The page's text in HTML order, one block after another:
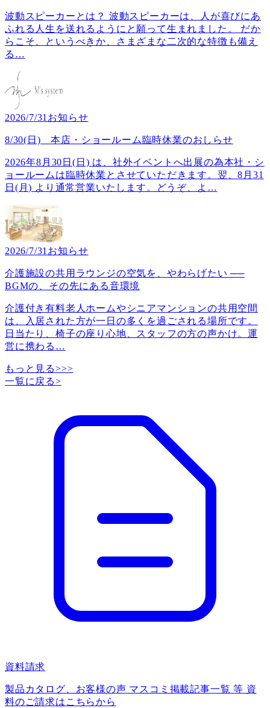
波動スピーカーとは？ 波動スピーカーは、人が喜びにあ
ふれる人生を送れるようにと願って生まれました。 だか
らこそ、というべきか、さまざまな二次的な特徴も備え
る …
2026/7/31 お知らせ
8/30(日) 本店・ショールーム臨時休業のおしらせ
2026年8月30日(日) は、社外イベントへ出展の為本社・シ
ョールームは臨時休業とさせていただきます。翌、8月31
日(月) より通常営業いたします。どうぞ、よ …
2026/7/31 お知らせ
介護施設の共用ラウンジの空気を、やわらげたい ──
BGMの、その先にある音環境
介護付き有料老人ホームやシニアマンションの共用空間
は、入居された方が一日の多くを過ごされる場所です。
日当たり、椅子の座り心地、スタッフの方の声かけ。運
営に携わる …
もっと見る>>>
一覧に戻る>
資料請求
製品カタログ、お客様の声 マスコミ掲載記事一覧 等 資
料のご請求はこちらから